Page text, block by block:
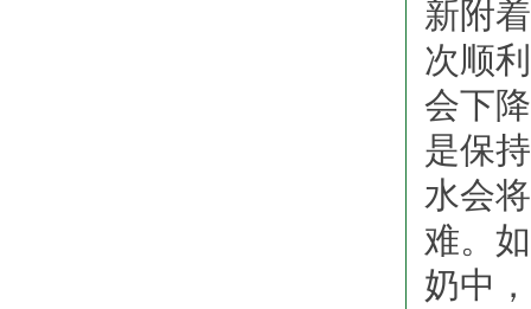
新附
次顺
会下
是保
水会
难。
奶中